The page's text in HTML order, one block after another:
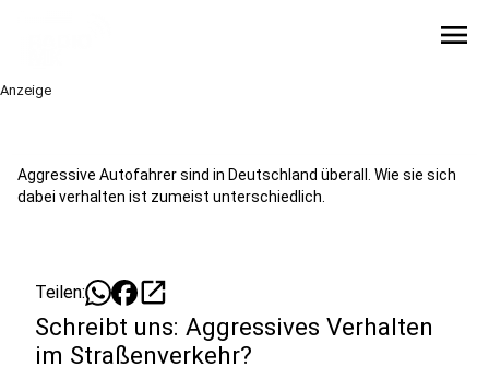
menu
Anzeige
Aggressive Autofahrer sind in Deutschland überall. Wie sie sich
dabei verhalten ist zumeist unterschiedlich.
Teilen: open_in_new
Schreibt uns: Aggressives Verhalten
im Straßenverkehr?